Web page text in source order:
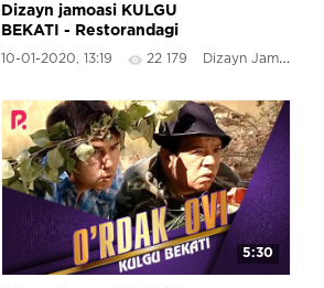
Dizayn jamoasi KULGU
BEKATI - Restorandagi
uchrashuv
10-01-2020, 13:19 22 179 Dizayn Jamoasi
5:30